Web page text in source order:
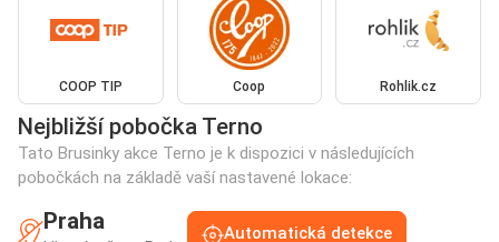
COOP TIP Coop Rohlik.cz
Nejbližší pobočka Terno
Tato Brusinky akce Terno je k dispozici v následujících
pobočkách na základě vaší nastavené lokace:
Praha Automatická detekce